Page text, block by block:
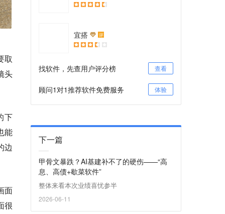
取
头
下
能
边
面
很
宜搭 评
找软件，先查用户评分榜 查看
顾问1对1推荐软件免费服务 体验
下一篇
甲骨文暴跌？AI基建补不了的硬伤——“高
息、高债+歇菜软件”
整体来看本次业绩喜忧参半
2026-06-11